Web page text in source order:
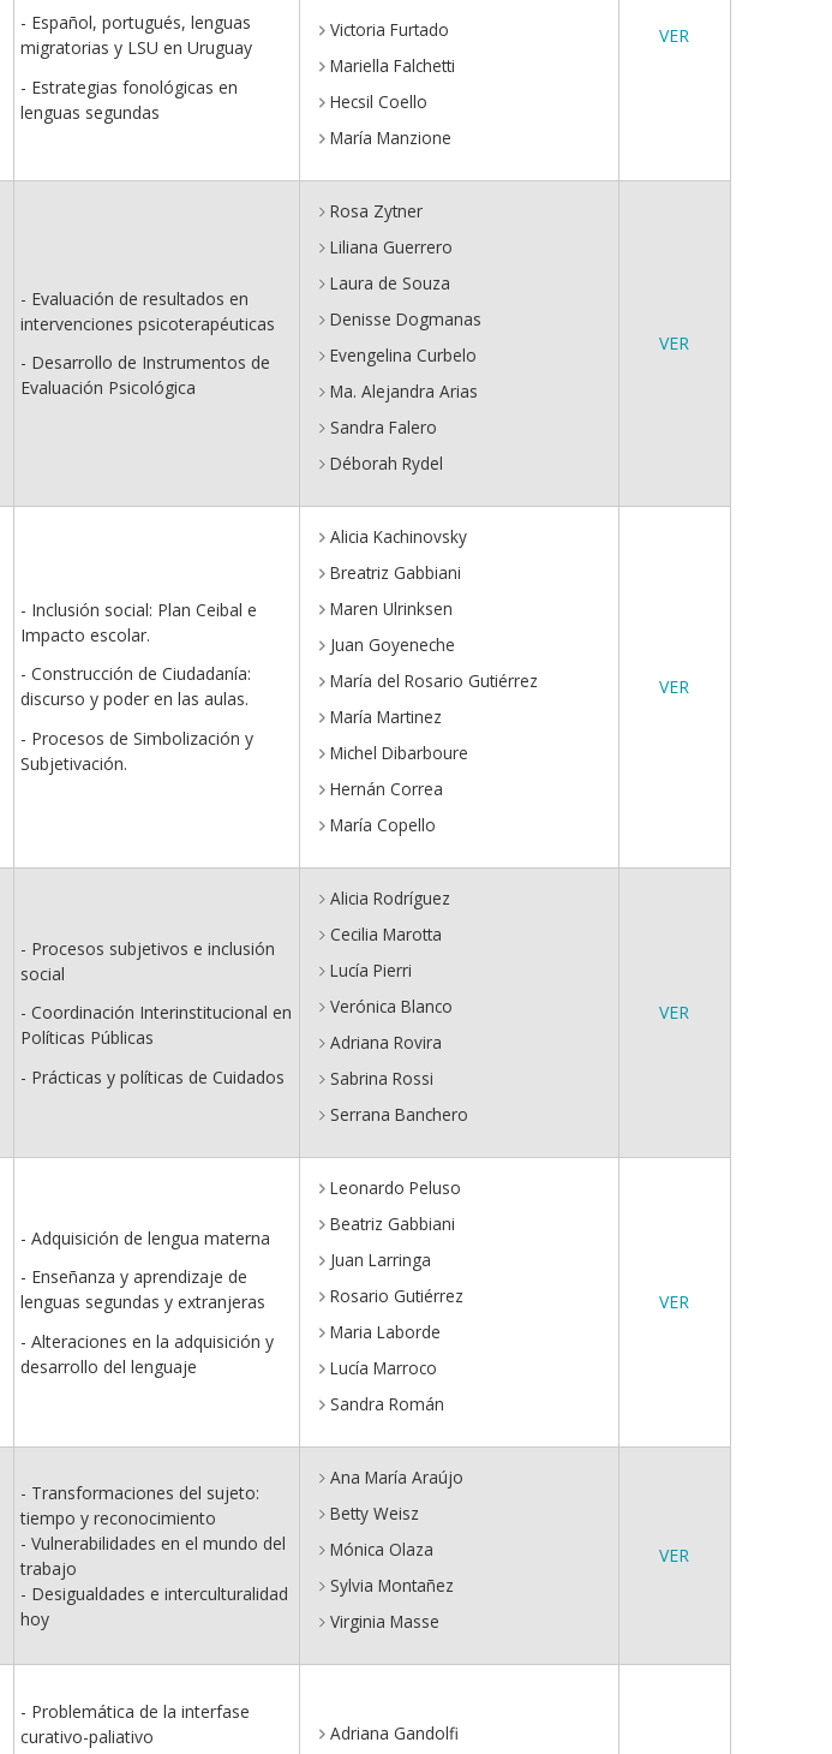
- Español, portugués, lenguas
migratorias y LSU en Uruguay
- Estrategias fonológicas en
lenguas segundas
Victoria Furtado
Mariella Falchetti
Hecsil Coello
María Manzione
VER
- Evaluación de resultados en
intervenciones psicoterapéuticas
- Desarrollo de Instrumentos de
Evaluación Psicológica
Rosa Zytner
Liliana Guerrero
Laura de Souza
Denisse Dogmanas
Evengelina Curbelo
Ma. Alejandra Arias
Sandra Falero
Déborah Rydel
VER
- Inclusión social: Plan Ceibal e
Impacto escolar.
- Construcción de Ciudadanía:
discurso y poder en las aulas.
- Procesos de Simbolización y
Subjetivación.
Alicia Kachinovsky
Breatriz Gabbiani
Maren Ulrinksen
Juan Goyeneche
María del Rosario Gutiérrez
María Martinez
Michel Dibarboure
Hernán Correa
María Copello
VER
- Procesos subjetivos e inclusión
social
- Coordinación Interinstitucional en
Políticas Públicas
- Prácticas y políticas de Cuidados
Alicia Rodríguez
Cecilia Marotta
Lucía Pierri
Verónica Blanco
Adriana Rovira
Sabrina Rossi
Serrana Banchero
VER
- Adquisición de lengua materna
- Enseñanza y aprendizaje de
lenguas segundas y extranjeras
- Alteraciones en la adquisición y
desarrollo del lenguaje
Leonardo Peluso
Beatriz Gabbiani
Juan Larringa
Rosario Gutiérrez
Maria Laborde
Lucía Marroco
Sandra Román
VER
- Transformaciones del sujeto:
tiempo y reconocimiento
- Vulnerabilidades en el mundo del
trabajo
- Desigualdades e interculturalidad
hoy
Ana María Araújo
Betty Weisz
Mónica Olaza
Sylvia Montañez
Virginia Masse
VER
- Problemática de la interfase
curativo-paliativo
Adriana Gandolfi